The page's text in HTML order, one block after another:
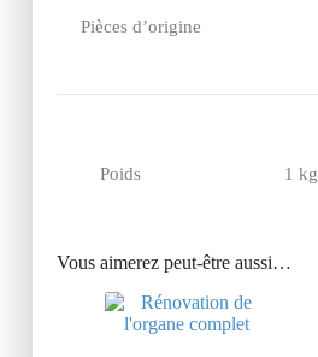
Pièces d’origine
Poids 1 kg
Vous aimerez peut-être aussi…